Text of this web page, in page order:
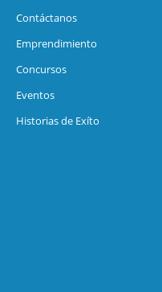
Contáctanos
Emprendimiento
Concursos
Eventos
Historias de Exíto